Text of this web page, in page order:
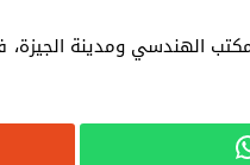
الهندسي ومدينة